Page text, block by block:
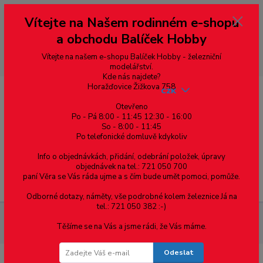
--- pro zákazníky ze Slovenska a jiných zemí, pokud chcete platit v eurech
přepněte si e-shop na euro 💶 pro přepočet měny - pravý horní roh ---
dobírky – pokud si z nějakého důvodu zásilku nevyzvednete, bude po
domluvě zaslána znovu s opětovnou platbou za poštovné, v opačném
případě bude zrušena a účet přidán na blacklist a rušeny následující
objednávky.
Menu
CZK
izolované, TT, MD 0085
Vítejte na Našem rodinném e-shopu
a obchodu Balíček Hobby
Vítejte na našem e-shopu Balíček Hobby - železniční
modelářství.
Kde nás najdete?
Horažďovice Žižkova 758
Otevřeno
Po - Pá 8:00 - 11:45 12:30 - 16:00
So - 8:00 - 11:45
Po telefonické domluvě kdykoliv
Info o objednávkách, přidání, odebrání položek, úpravy
objednávek na tel.: 721 050 700
paní Věra se Vás ráda ujme a s čím bude umět pomoci, pomůže.
Odborné dotazy, náměty, vše podrobné kolem železnice Já na
tel.: 721 050 382 :-)
Těšíme se na Vás a jsme rádi, že Vás máme.
Odeslat